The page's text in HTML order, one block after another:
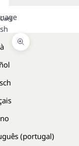
(portugal)
Cart
Zoom picture